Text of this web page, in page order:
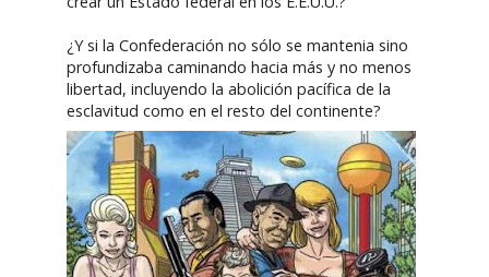
¿Y si la Confederación no sólo se mantenia sino
profundizaba caminando hacia más y no menos
libertad, incluyendo la abolición pacífica de la
esclavitud como en el resto del continente?